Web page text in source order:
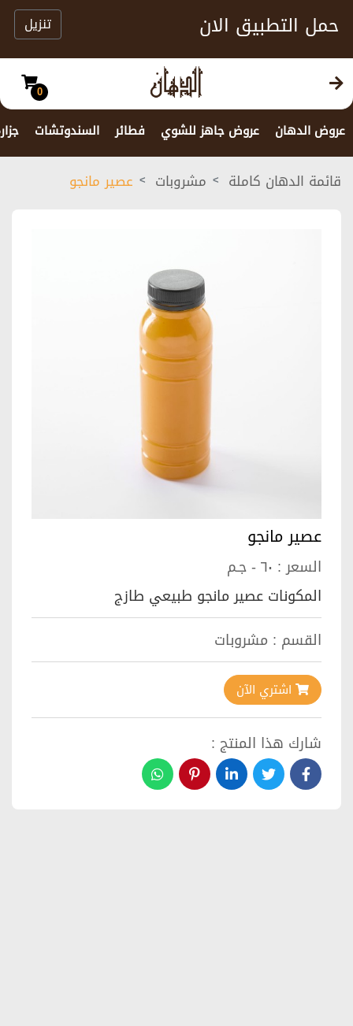
حمل التطبيق الان تنزيل
0
عروض الدهان عروض جاهز للشوي فطائر السندوتشات
قائمة الدهان كاملة مشروبات عصير مانجو
عصير مانجو
السعر : ٦٠ - جـم
المكونات عصير مانجو طبيعي طازج
القسم : مشروبات
اشتري الآن
شارك هذا المنتج :